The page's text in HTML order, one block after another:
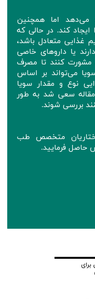
می‌دهد اما همچنین
ایجاد کند. در حالی که
غذایی متعادل باشد،
یا داروهای خاصی
مشورت کنند تا مصرف
می‌تواند بر اساس
نوع و مقدار سویا
سعی شد به طور
بررسی شوند.
متخصص طب
حاصل فرمایید.
برای